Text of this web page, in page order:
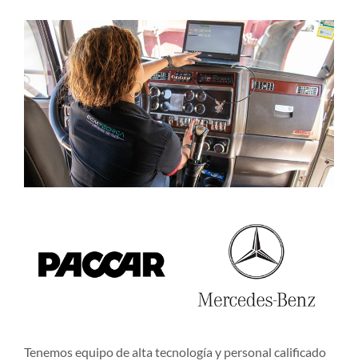
Tenemos equipo de alta tecnología y personal calificado